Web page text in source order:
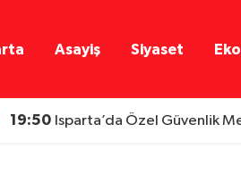
Asayiş Siyaset
19:50 Isparta’da Özel Güvenlik